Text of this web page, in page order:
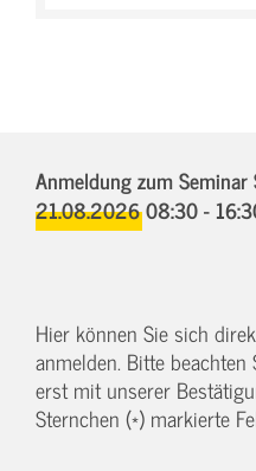
Anmeldung zum Seminar
21.08.2026 08:30 -
Hier können Sie sich
anmelden. Bitte
erst mit unserer
Sternchen (*) markierte